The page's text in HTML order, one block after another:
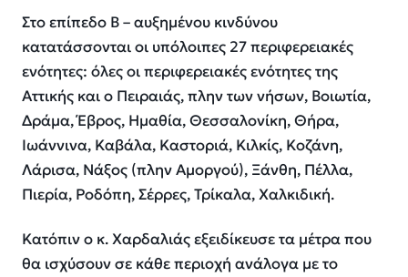
Στο επίπεδο Β – αυξημένου κινδύνου
κατατάσσονται οι υπόλοιπες 27 περιφερειακές
ενότητες: όλες οι περιφερειακές ενότητες της
Αττικής και ο Πειραιάς, πλην των νήσων, Βοιωτία,
Δράμα, Έβρος, Ημαθία, Θεσσαλονίκη, Θήρα,
Ιωάννινα, Καβάλα, Καστοριά, Κιλκίς, Κοζάνη,
Λάρισα, Νάξος (πλην Αμοργού), Ξάνθη, Πέλλα,
Πιερία, Ροδόπη, Σέρρες, Τρίκαλα, Χαλκιδική.
Κατόπιν ο κ. Χαρδαλιάς εξειδίκευσε τα μέτρα που
θα ισχύσουν σε κάθε περιοχή ανάλογα με το